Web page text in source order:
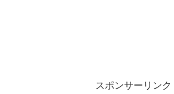
スポンサーリンク